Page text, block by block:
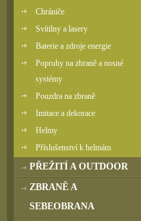
Chrániče
Svítilny a lasery
Baterie a zdroje energie
Popruhy na zbraně a nosné
systémy
Pouzdra na zbraně
Imitace a dekorace
Helmy
Příslušenství k helmám
PŘEŽITÍ A OUTDOOR
ZBRANĚ A
SEBEOBRANA